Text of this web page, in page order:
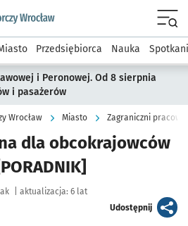
podserwis: Strategia
Przedsiębiorca Nauka
i Peronowej. Od 8 sierpnia
i pasażerów
Wrocław Miasto Zagraniczni
dla obcokrajowców
aktualizacja: 6 lat
Udostępnijartykuł